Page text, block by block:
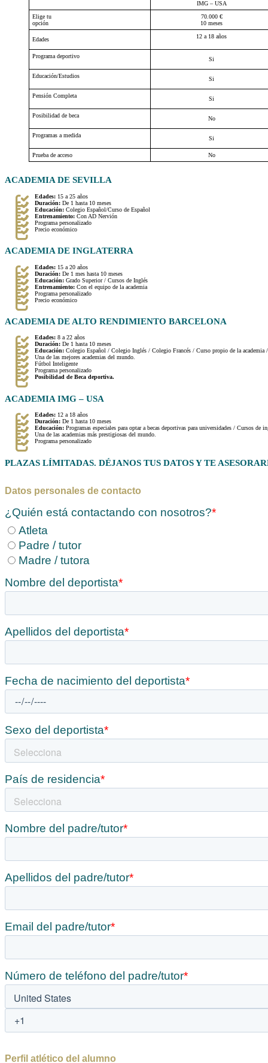
IMG – USA
Elige tu
opción
70.000 €
10 meses
Edades 12 a 18 años
Programa deportivo Si
Educación/Estudios Si
Pensión Completa Si
Posibilidad de beca No
Programas a medida Si
Prueba de acceso No
ACADEMIA DE SEVILLA
Edades: 15 a 25 años
Duración: De 1 hasta 10 meses
Educación: Colegio Español/Curso de Español
Entrenamiento: Con AD Nervión
Programa personalizado
Precio económico
ACADEMIA DE INGLATERRA
Edades: 15 a 20 años
Duración: De 1 mes hasta 10 meses
Educación: Grado Superior / Cursos de Inglés
Entrenamiento: Con el equipo de la academia
Programa personalizado
Precio económico
ACADEMIA DE ALTO RENDIMIENTO BARCELONA
Edades: 8 a 22 años
Duración: De 1 hasta 10 meses
Educación: Colegio Español / Colegio Inglés / Colegio Francés / Curso propio de la academia
Una de las mejores academias del mundo.
Fútbol Inteligente
Programa personalizado
Posibilidad de Beca deportiva.
ACADEMIA IMG – USA
Edades: 12 a 18 años
Duración: De 1 hasta 10 meses
Educación: Programas especiales para optar a becas deportivas para universidades / Cursos de
Una de las academias más prestigiosas del mundo.
Programa personalizado
PLAZAS LÍMITADAS. DÉJANOS TUS DATOS Y TE